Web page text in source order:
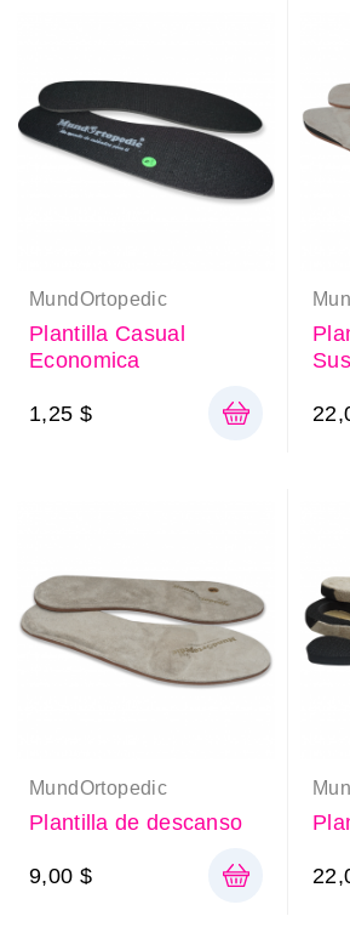
MundOrtopedic
Plantilla Casual
Economica
1,25 $
MundOrtopedic
Plantilla de descanso
9,00 $